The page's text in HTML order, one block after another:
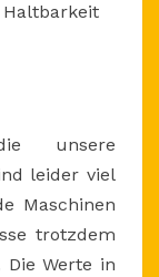
unsere
leider viel
Maschinen
trotzdem
Werte in